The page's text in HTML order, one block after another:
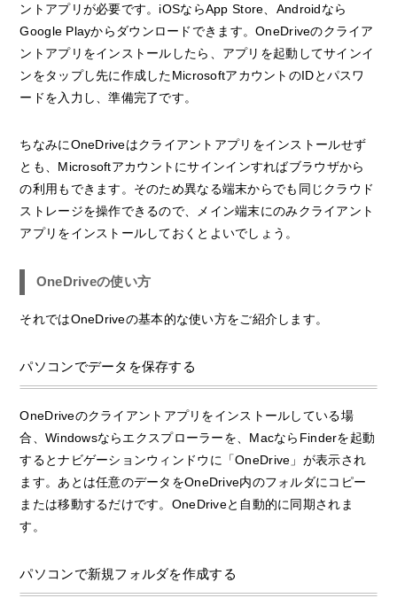
ントアプリが必要です。iOSならApp Store、Androidなら
Google Playからダウンロードできます。OneDriveのクライア
ントアプリをインストールしたら、アプリを起動してサインイ
ンをタップし先に作成したMicrosoftアカウントのIDとパスワ
ードを入力し、準備完了です。
ちなみにOneDriveはクライアントアプリをインストールせず
とも、Microsoftアカウントにサインインすればブラウザから
の利用もできます。そのため異なる端末からでも同じクラウド
ストレージを操作できるので、メイン端末にのみクライアント
アプリをインストールしておくとよいでしょう。
OneDriveの使い方
それではOneDriveの基本的な使い方をご紹介します。
パソコンでデータを保存する
OneDriveのクライアントアプリをインストールしている場
合、Windowsならエクスプローラーを、MacならFinderを起動
するとナビゲーションウィンドウに「OneDrive」が表示され
ます。あとは任意のデータをOneDrive内のフォルダにコピー
または移動するだけです。OneDriveと自動的に同期されま
す。
パソコンで新規フォルダを作成する